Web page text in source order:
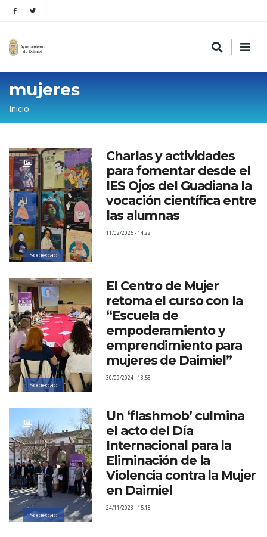
mujeres
Sobrescribir
enlaces
de
ayuda
a
la
navegación
Inicio
Sociedad
Charlas y actividades
para fomentar desde el
IES Ojos del Guadiana la
vocación científica entre
las alumnas
11/02/2025 - 14:22
Sociedad
El Centro de Mujer
retoma el curso con la
“Escuela de
empoderamiento y
emprendimiento para
mujeres de Daimiel”
30/09/2024 - 13:58
Sociedad
Un ‘flashmob’ culmina
el acto del Día
Internacional para la
Eliminación de la
Violencia contra la Mujer
en Daimiel
24/11/2023 - 15:18